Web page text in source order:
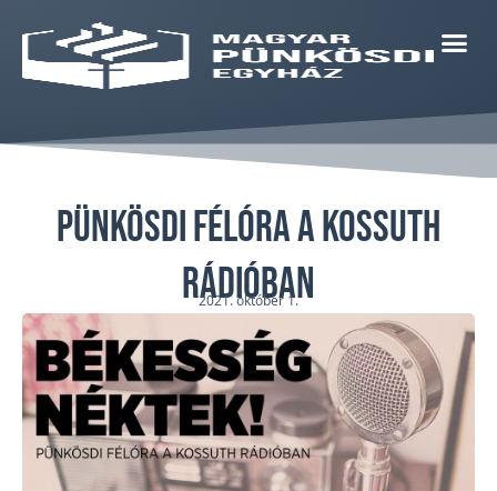
Pünkösdi félóra a Kossuth
Rádióban
2021. október 1.